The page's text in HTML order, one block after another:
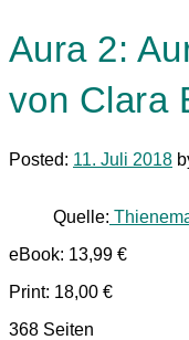
Aura 2:
von Clara
Posted: 11. Juli 2018
Quelle:
eBook: 13,99 €
Print: 18,00 €
368 Seiten